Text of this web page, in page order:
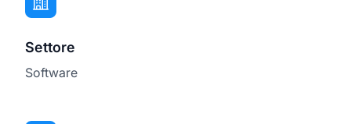
Settore
Software